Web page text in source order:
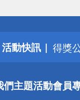
活動快訊
詐騙
得獎
熱門
銀行
詐騙
們主題活動會員